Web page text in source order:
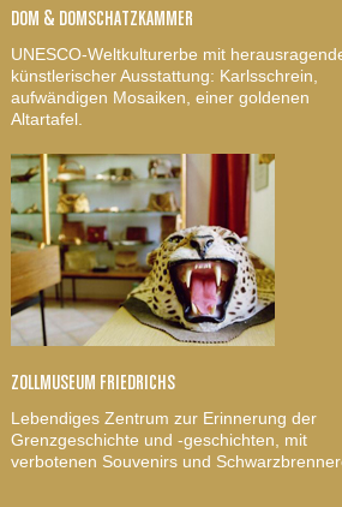
DOM & DOMSCHATZKAMMER
UNESCO-Weltkulturerbe mit
künstlerischer Ausstattung: Karlsschrein,
aufwändigen Mosaiken, einer goldenen
Altartafel.
ZOLLMUSEUM FRIEDRICHS
Lebendiges Zentrum zur Erinnerung der
Grenzgeschichte und -geschichten, mit
verbotenen Souvenirs und